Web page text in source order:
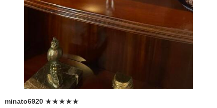
minato6920 ★★★★★